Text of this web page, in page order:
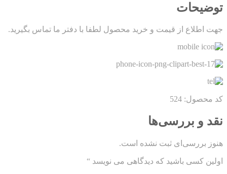
توضیحات
جهت اطلاع از قیمت و خرید محصول لطفا با دفتر ما تماس بگیرید.
کد محصول: 524
نقد و بررسی‌ها
هنوز بررسی‌ای ثبت نشده است.
اولین کسی باشید که دیدگاهی می نویسد “